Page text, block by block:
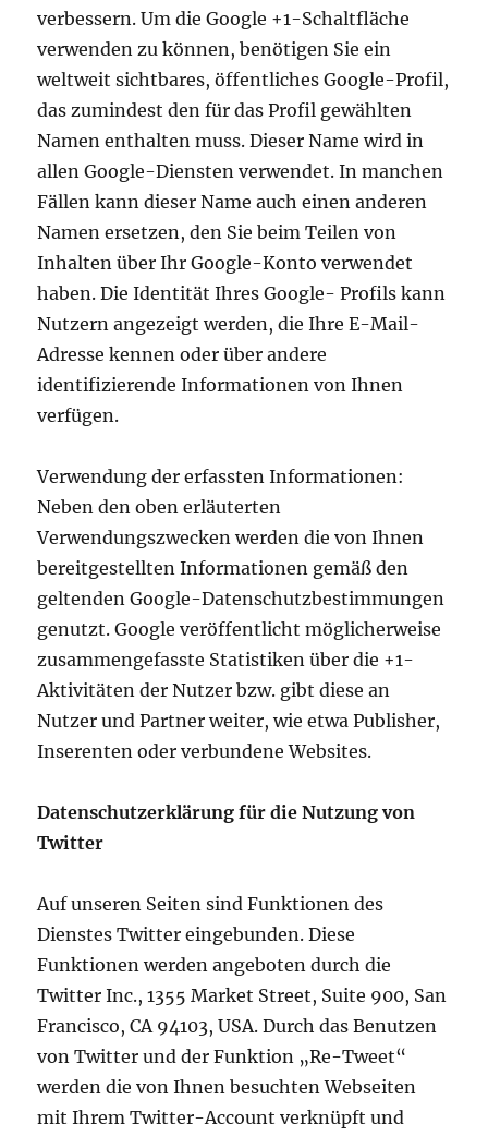
verbessern. Um die Google +1-Schaltfläche
verwenden zu können, benötigen Sie ein
weltweit sichtbares, öffentliches Google-Profil,
das zumindest den für das Profil gewählten
Namen enthalten muss. Dieser Name wird in
allen Google-Diensten verwendet. In manchen
Fällen kann dieser Name auch einen anderen
Namen ersetzen, den Sie beim Teilen von
Inhalten über Ihr Google-Konto verwendet
haben. Die Identität Ihres Google- Profils kann
Nutzern angezeigt werden, die Ihre E-Mail-
Adresse kennen oder über andere
identifizierende Informationen von Ihnen
verfügen.
Verwendung der erfassten Informationen:
Neben den oben erläuterten
Verwendungszwecken werden die von Ihnen
bereitgestellten Informationen gemäß den
geltenden Google-Datenschutzbestimmungen
genutzt. Google veröffentlicht möglicherweise
zusammengefasste Statistiken über die +1-
Aktivitäten der Nutzer bzw. gibt diese an
Nutzer und Partner weiter, wie etwa Publisher,
Inserenten oder verbundene Websites.
Datenschutzerklärung für die Nutzung von
Twitter
Auf unseren Seiten sind Funktionen des
Dienstes Twitter eingebunden. Diese
Funktionen werden angeboten durch die
Twitter Inc., 1355 Market Street, Suite 900, San
Francisco, CA 94103, USA. Durch das Benutzen
von Twitter und der Funktion „Re-Tweet“
werden die von Ihnen besuchten Webseiten
mit Ihrem Twitter-Account verknüpft und